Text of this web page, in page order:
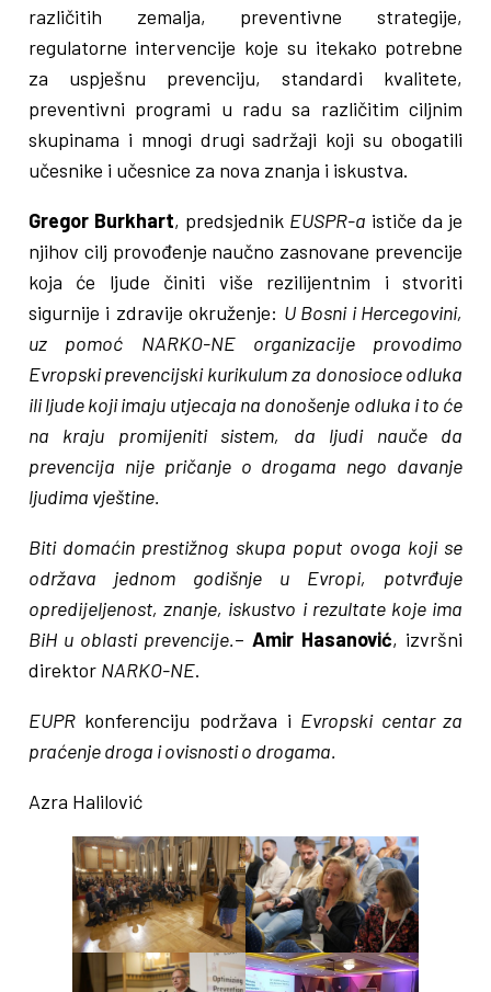
različitih zemalja, preventivne strategije,
regulatorne intervencije koje su itekako potrebne
za uspješnu prevenciju, standardi kvalitete,
preventivni programi u radu sa različitim ciljnim
skupinama i mnogi drugi sadržaji koji su obogatili
učesnike i učesnice za nova znanja i iskustva.
Gregor Burkhart, predsjednik EUSPR-a ističe da je
njihov cilj provođenje naučno zasnovane prevencije
koja će ljude činiti više rezilijentnim i stvoriti
sigurnije i zdravije okruženje: U Bosni i Hercegovini,
uz pomoć NARKO-NE organizacije provodimo
Evropski prevencijski kurikulum za donosioce odluka
ili ljude koji imaju utjecaja na donošenje odluka i to će
na kraju promijeniti sistem, da ljudi nauče da
prevencija nije pričanje o drogama nego davanje
ljudima vještine.
Biti domaćin prestižnog skupa poput ovoga koji se
održava jednom godišnje u Evropi, potvrđuje
opredijeljenost, znanje, iskustvo i rezultate koje ima
BiH u oblasti prevencije.–Amir Hasanović, izvršni
direktor NARKO-NE.
EUPRkonferenciju podržava i Evropski centar za
praćenje droga i ovisnosti o drogama.
Azra Halilović